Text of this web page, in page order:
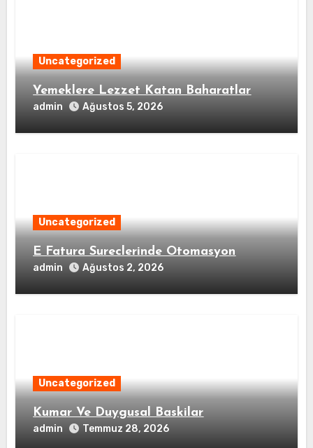
Uncategorized
Yemeklere Lezzet Katan Baharatlar
admin Ağustos 5, 2026
Uncategorized
E Fatura Sureclerinde Otomasyon
admin Ağustos 2, 2026
Uncategorized
Kumar Ve Duygusal Baskilar
admin Temmuz 28, 2026